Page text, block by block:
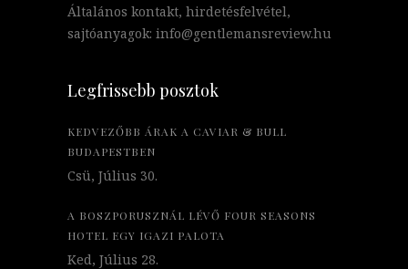
Általános kontakt, hirdetésfelvétel,
sajtóanyagok: info@gentlemansreview.hu
Legfrissebb posztok
KEDVEZŐBB ÁRAK A CAVIAR & BULL
BUDAPESTBEN
Csü, Július 30.
A BOSZPORUSZNÁL LÉVŐ FOUR SEASONS
HOTEL EGY IGAZI PALOTA
Ked, Július 28.